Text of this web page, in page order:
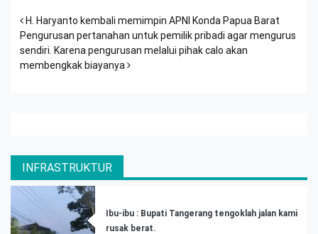
Post navigation
H. Haryanto kembali memimpin APNI Konda Papua Barat
Pengurusan pertanahan untuk pemilik pribadi agar mengurus
sendiri. Karena pengurusan melalui pihak calo akan
membengkak biayanya
INFRASTRUKTUR
Ibu-ibu : Bupati Tangerang tengoklah jalan kami
rusak berat.